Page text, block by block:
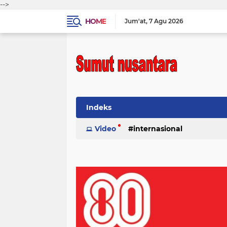
-->
HOME
Jum'at 7 Agu 2026
Indeks
Video internasional